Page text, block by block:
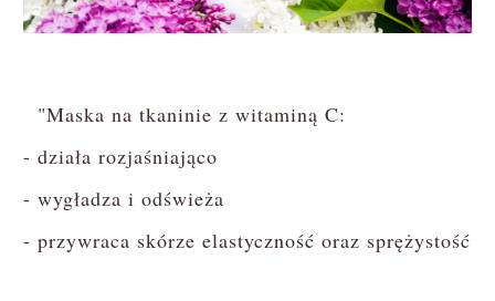
"Maska na tkaninie z witaminą C:
- działa rozjaśniająco
- wygładza i odświeża
- przywraca skórze elastyczność oraz sprężystość